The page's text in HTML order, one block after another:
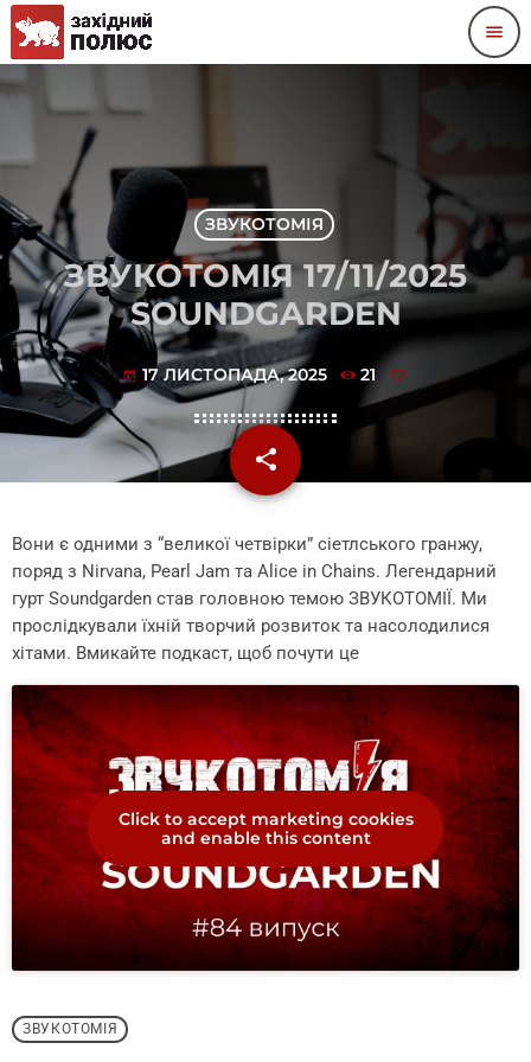
menu
ЗВУКОТОМІЯ
ЗВУКОТОМІЯ 17/11/2025
SOUNDGARDEN
today 17 ЛИСТОПАДА, 2025 21
share
email
Вони є одними з “великої четвірки” сіетлського гранжу,
поряд з Nirvana, Pearl Jam та Alice in Chains. Легендарний
гурт Soundgarden став головною темою ЗВУКОТОМІЇ. Ми
прослідкували їхній творчий розвиток та насолодилися
хітами. Вмикайте подкаст, щоб почути це
Click to accept marketing cookies
and enable this content
ЗВУКОТОМІЯ